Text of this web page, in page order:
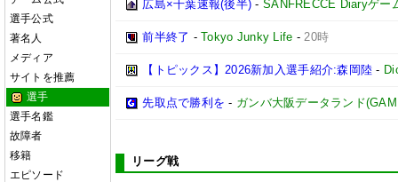
選手公式
著名人
メディア
サイトを推薦
選手
選手名鑑
故障者
移籍
エピソード
広島×千葉速報(後半) -SANFRECCE Diaryゲー
前半終了 -Tokyo Junky Life -20時
【トピックス】2026新加入選手紹介:森岡陸 -
先取点で勝利を - ガンバ大阪データランド
リーグ戦